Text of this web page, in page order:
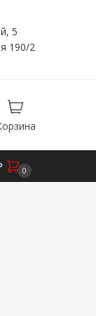
5
190/2
0